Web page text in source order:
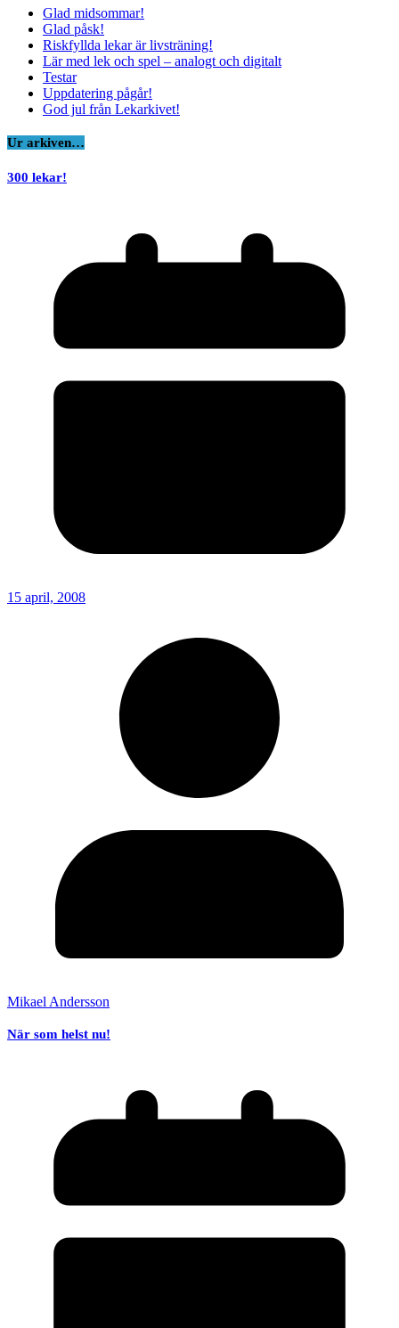
Glad midsommar!
Glad påsk!
Riskfyllda lekar är livsträning!
Lär med lek och spel – analogt och digitalt
Testar
Uppdatering pågår!
God jul från Lekarkivet!
Ur arkiven…
300 lekar!
15 april, 2008
Mikael Andersson
När som helst nu!